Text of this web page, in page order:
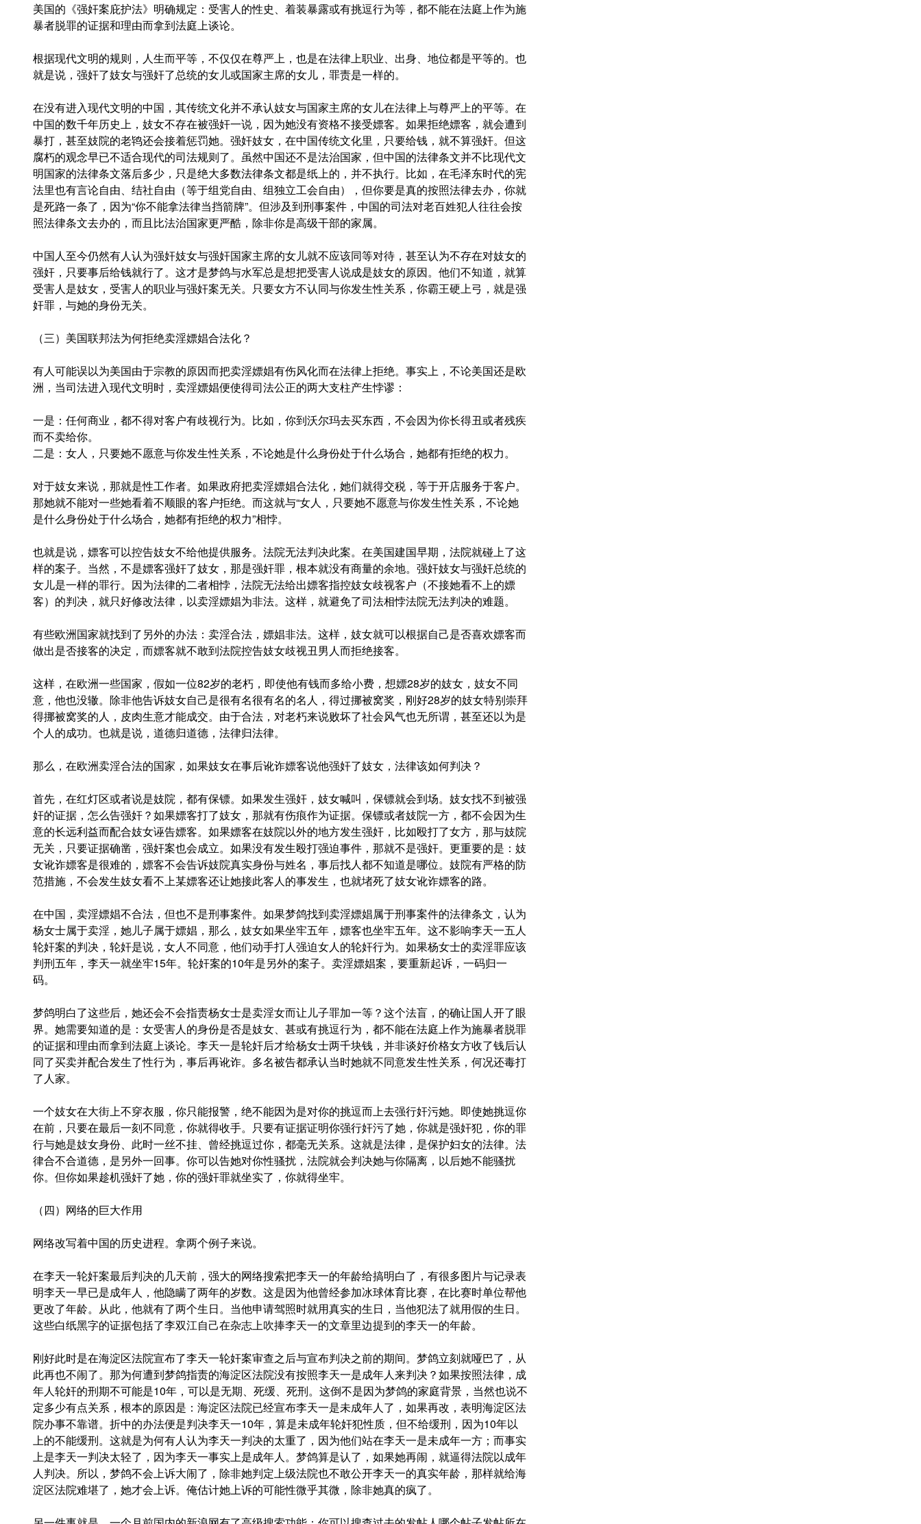
美国的《强奸案庇护法》明确规定：受害人的性史、着装暴露或有挑逗行为等，都不能在法庭上作为施
暴者脱罪的证据和理由而拿到法庭上谈论。
根据现代文明的规则，人生而平等，不仅仅在尊严上，也是在法律上职业、出身、地位都是平等的。也
就是说，强奸了妓女与强奸了总统的女儿或国家主席的女儿，罪责是一样的。
在没有进入现代文明的中国，其传统文化并不承认妓女与国家主席的女儿在法律上与尊严上的平等。在
中国的数千年历史上，妓女不存在被强奸一说，因为她没有资格不接受嫖客。如果拒绝嫖客，就会遭到
暴打，甚至妓院的老鸨还会接着惩罚她。强奸妓女，在中国传统文化里，只要给钱，就不算强奸。但这
腐朽的观念早已不适合现代的司法规则了。虽然中国还不是法治国家，但中国的法律条文并不比现代文
明国家的法律条文落后多少，只是绝大多数法律条文都是纸上的，并不执行。比如，在毛泽东时代的宪
法里也有言论自由、结社自由（等于组党自由、组独立工会自由），但你要是真的按照法律去办，你就
是死路一条了，因为“你不能拿法律当挡箭牌”。但涉及到刑事案件，中国的司法对老百姓犯人往往会按
照法律条文去办的，而且比法治国家更严酷，除非你是高级干部的家属。
中国人至今仍然有人认为强奸妓女与强奸国家主席的女儿就不应该同等对待，甚至认为不存在对妓女的
强奸，只要事后给钱就行了。这才是梦鸽与水军总是想把受害人说成是妓女的原因。他们不知道，就算
受害人是妓女，受害人的职业与强奸案无关。只要女方不认同与你发生性关系，你霸王硬上弓，就是强
奸罪，与她的身份无关。
（三）美国联邦法为何拒绝卖淫嫖娼合法化？
有人可能误以为美国由于宗教的原因而把卖淫嫖娼有伤风化而在法律上拒绝。事实上，不论美国还是欧
洲，当司法进入现代文明时，卖淫嫖娼便使得司法公正的两大支柱产生悖谬：
一是：任何商业，都不得对客户有歧视行为。比如，你到沃尔玛去买东西，不会因为你长得丑或者残疾
而不卖给你。
二是：女人，只要她不愿意与你发生性关系，不论她是什么身份处于什么场合，她都有拒绝的权力。
对于妓女来说，那就是性工作者。如果政府把卖淫嫖娼合法化，她们就得交税，等于开店服务于客户。
那她就不能对一些她看着不顺眼的客户拒绝。而这就与“女人，只要她不愿意与你发生性关系，不论她
是什么身份处于什么场合，她都有拒绝的权力”相悖。
也就是说，嫖客可以控告妓女不给他提供服务。法院无法判决此案。在美国建国早期，法院就碰上了这
样的案子。当然，不是嫖客强奸了妓女，那是强奸罪，根本就没有商量的余地。强奸妓女与强奸总统的
女儿是一样的罪行。因为法律的二者相悖，法院无法给出嫖客指控妓女歧视客户（不接她看不上的嫖
客）的判决，就只好修改法律，以卖淫嫖娼为非法。这样，就避免了司法相悖法院无法判决的难题。
有些欧洲国家就找到了另外的办法：卖淫合法，嫖娼非法。这样，妓女就可以根据自己是否喜欢嫖客而
做出是否接客的决定，而嫖客就不敢到法院控告妓女歧视丑男人而拒绝接客。
这样，在欧洲一些国家，假如一位82岁的老朽，即使他有钱而多给小费，想嫖28岁的妓女，妓女不同
意，他也没辙。除非他告诉妓女自己是很有名很有名的名人，得过挪被窝奖，刚好28岁的妓女特别崇拜
得挪被窝奖的人，皮肉生意才能成交。由于合法，对老朽来说败坏了社会风气也无所谓，甚至还以为是
个人的成功。也就是说，道德归道德，法律归法律。
那么，在欧洲卖淫合法的国家，如果妓女在事后讹诈嫖客说他强奸了妓女，法律该如何判决？
首先，在红灯区或者说是妓院，都有保镖。如果发生强奸，妓女喊叫，保镖就会到场。妓女找不到被强
奸的证据，怎么告强奸？如果嫖客打了妓女，那就有伤痕作为证据。保镖或者妓院一方，都不会因为生
意的长远利益而配合妓女诬告嫖客。如果嫖客在妓院以外的地方发生强奸，比如殴打了女方，那与妓院
无关，只要证据确凿，强奸案也会成立。如果没有发生殴打强迫事件，那就不是强奸。更重要的是：妓
女讹诈嫖客是很难的，嫖客不会告诉妓院真实身份与姓名，事后找人都不知道是哪位。妓院有严格的防
范措施，不会发生妓女看不上某嫖客还让她接此客人的事发生，也就堵死了妓女讹诈嫖客的路。
在中国，卖淫嫖娼不合法，但也不是刑事案件。如果梦鸽找到卖淫嫖娼属于刑事案件的法律条文，认为
杨女士属于卖淫，她儿子属于嫖娼，那么，妓女如果坐牢五年，嫖客也坐牢五年。这不影响李天一五人
轮奸案的判决，轮奸是说，女人不同意，他们动手打人强迫女人的轮奸行为。如果杨女士的卖淫罪应该
判刑五年，李天一就坐牢15年。轮奸案的10年是另外的案子。卖淫嫖娼案，要重新起诉，一码归一
码。
梦鸽明白了这些后，她还会不会指责杨女士是卖淫女而让儿子罪加一等？这个法盲，的确让国人开了眼
界。她需要知道的是：女受害人的身份是否是妓女、甚或有挑逗行为，都不能在法庭上作为施暴者脱罪
的证据和理由而拿到法庭上谈论。李天一是轮奸后才给杨女士两千块钱，并非谈好价格女方收了钱后认
同了买卖并配合发生了性行为，事后再讹诈。多名被告都承认当时她就不同意发生性关系，何况还毒打
了人家。
一个妓女在大街上不穿衣服，你只能报警，绝不能因为是对你的挑逗而上去强行奸污她。即使她挑逗你
在前，只要在最后一刻不同意，你就得收手。只要有证据证明你强行奸污了她，你就是强奸犯，你的罪
行与她是妓女身份、此时一丝不挂、曾经挑逗过你，都毫无关系。这就是法律，是保护妇女的法律。法
律合不合道德，是另外一回事。你可以告她对你性骚扰，法院就会判决她与你隔离，以后她不能骚扰
你。但你如果趁机强奸了她，你的强奸罪就坐实了，你就得坐牢。
（四）网络的巨大作用
网络改写着中国的历史进程。拿两个例子来说。
在李天一轮奸案最后判决的几天前，强大的网络搜索把李天一的年龄给搞明白了，有很多图片与记录表
明李天一早已是成年人，他隐瞒了两年的岁数。这是因为他曾经参加冰球体育比赛，在比赛时单位帮他
更改了年龄。从此，他就有了两个生日。当他申请驾照时就用真实的生日，当他犯法了就用假的生日。
这些白纸黑字的证据包括了李双江自己在杂志上吹捧李天一的文章里边提到的李天一的年龄。
刚好此时是在海淀区法院宣布了李天一轮奸案审查之后与宣布判决之前的期间。梦鸽立刻就哑巴了，从
此再也不闹了。那为何遭到梦鸽指责的海淀区法院没有按照李天一是成年人来判决？如果按照法律，成
年人轮奸的刑期不可能是10年，可以是无期、死缓、死刑。这倒不是因为梦鸽的家庭背景，当然也说不
定多少有点关系，根本的原因是：海淀区法院已经宣布李天一是未成年人了，如果再改，表明海淀区法
院办事不靠谱。折中的办法便是判决李天一10年，算是未成年轮奸犯性质，但不给缓刑，因为10年以
上的不能缓刑。这就是为何有人认为李天一判决的太重了，因为他们站在李天一是未成年一方；而事实
上是李天一判决太轻了，因为李天一事实上是成年人。梦鸽算是认了，如果她再闹，就逼得法院以成年
人判决。所以，梦鸽不会上诉大闹了，除非她判定上级法院也不敢公开李天一的真实年龄，那样就给海
淀区法院难堪了，她才会上诉。俺估计她上诉的可能性微乎其微，除非她真的疯了。